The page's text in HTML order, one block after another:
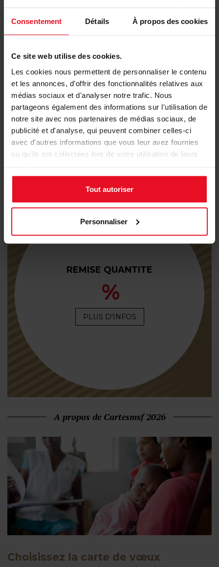
Consentement Détails À propos des cookies
Ce site web utilise des cookies.
Les cookies nous permettent de personnaliser le contenu
et les annonces, d'offrir des fonctionnalités relatives aux
médias sociaux et d'analyser notre trafic. Nous
partageons également des informations sur l'utilisation de
notre site avec nos partenaires de médias sociaux, de
publicité et d'analyse, qui peuvent combiner celles-ci
avec d'autres informations que vous leur avez fournies
ou qu'ils ont collectées lors de votre utilisation de leurs
Tout autoriser
Personnaliser
tadaaz.be
Nos avantages
100% qualité
Echantillons gratuits
Enveloppes autocollantes offertes pour
toutes les cartes
REMISE QUANTITE
%
PLUS D'INFOS
A propos de Cartesmsf 2026
Choisissez la carte de vœux